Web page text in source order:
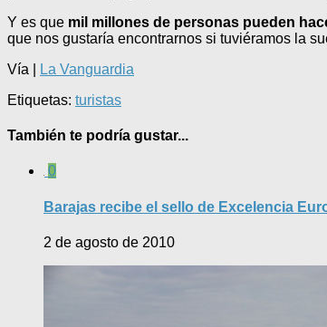
Y es que mil millones de personas pueden
que nos gustaría encontrarnos si tuviéramos la
Vía |
La Vanguardia
Etiquetas: turistas
También te podría gustar...
0
Barajas recibe el sello de Excelencia
2 de agosto de 2010